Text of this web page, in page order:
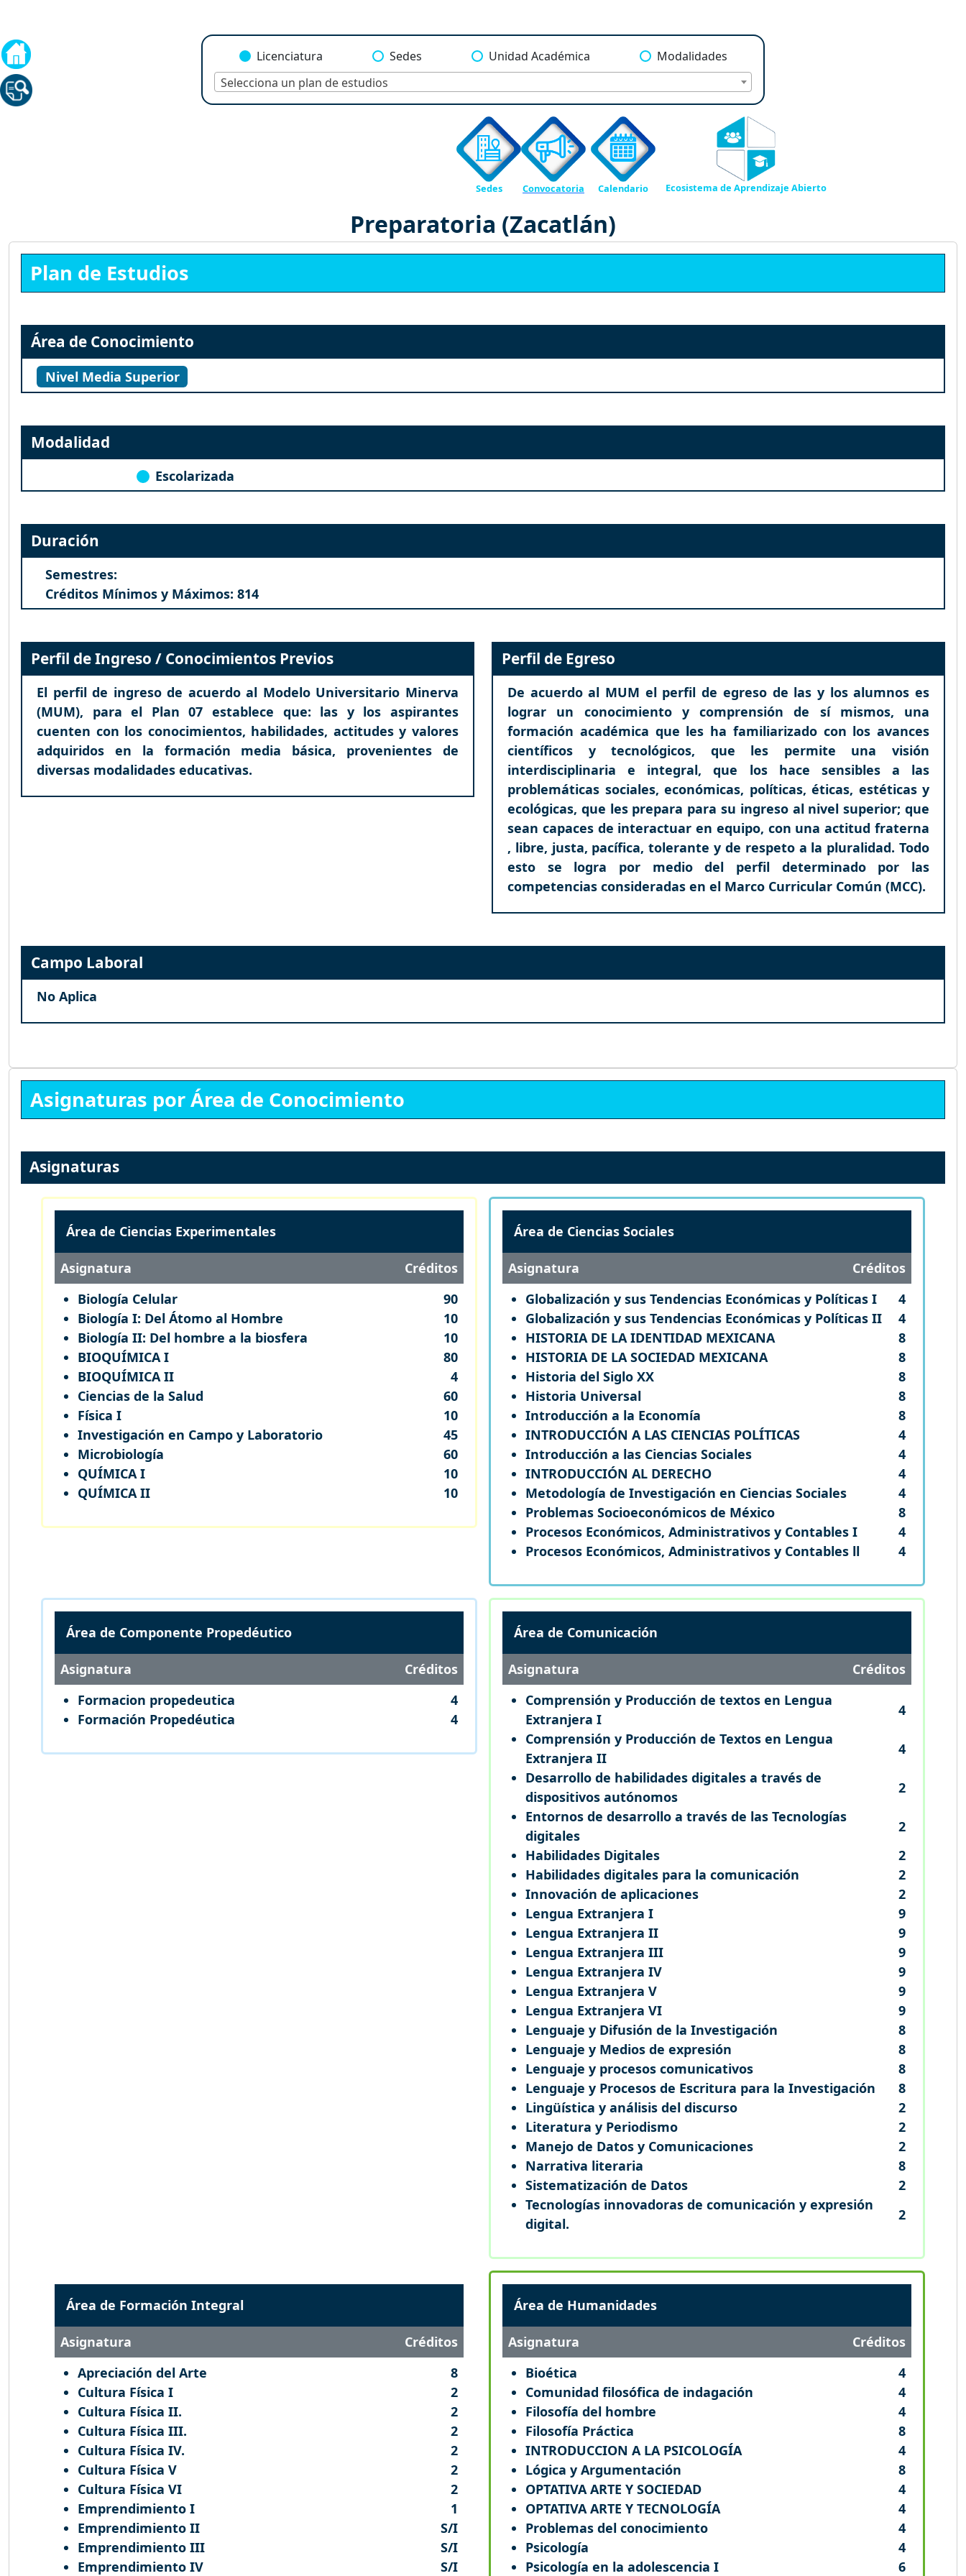
Licenciatura Sedes Unidad Académica
Modalidades
Selecciona un plan de estudios
Sedes Convocatoria Calendario Ecosistema de Aprendizaje Abierto
Preparatoria (Zacatlán)
Plan de Estudios
Área de Conocimiento
Nivel Media Superior
Modalidad
Escolarizada
Duración
Semestres:
Créditos Mínimos y Máximos: 814
Perfil de Ingreso / Conocimientos Previos
El perfil de ingreso de acuerdo al Modelo Universitario Minerva
(MUM), para el Plan 07 establece que: las y los aspirantes
cuenten con los conocimientos, habilidades, actitudes y valores
adquiridos en la formación media básica, provenientes de
diversas modalidades educativas.
Perfil de Egreso
De acuerdo al MUM el perfil de egreso de las y los alumnos es
lograr un conocimiento y comprensión de sí mismos, una
formación académica que les ha familiarizado con los avances
científicos y tecnológicos, que les permite una visión
interdisciplinaria e integral, que los hace sensibles a las
problemáticas sociales, económicas, políticas, éticas, estéticas y
ecológicas, que les prepara para su ingreso al nivel superior; que
sean capaces de interactuar en equipo, con una actitud fraterna
, libre, justa, pacífica, tolerante y de respeto a la pluralidad. Todo
esto se logra por medio del perfil determinado por las
competencias consideradas en el Marco Curricular Común (MCC).
Campo Laboral
No Aplica
Asignaturas por Área de Conocimiento
Asignaturas
Área de Ciencias Experimentales
Asignatura
Créditos
Biología Celular
90
Biología I: Del Átomo al Hombre
10
Biología II: Del hombre a la biosfera
10
BIOQUÍMICA I
80
BIOQUÍMICA II
4
Ciencias de la Salud
60
Física I
10
Investigación en Campo y Laboratorio
45
Microbiología
60
QUÍMICA I
10
QUÍMICA II
10
Área de Ciencias Sociales
Asignatura
Créditos
Globalización y sus Tendencias Económicas y Políticas I
4
Globalización y sus Tendencias Económicas y Políticas II
4
HISTORIA DE LA IDENTIDAD MEXICANA
8
HISTORIA DE LA SOCIEDAD MEXICANA
8
Historia del Siglo XX
8
Historia Universal
8
Introducción a la Economía
8
INTRODUCCIÓN A LAS CIENCIAS POLÍTICAS
4
Introducción a las Ciencias Sociales
4
INTRODUCCIÓN AL DERECHO
4
Metodología de Investigación en Ciencias Sociales
4
Problemas Socioeconómicos de México
8
Procesos Económicos, Administrativos y Contables I
4
Procesos Económicos, Administrativos y Contables ll
4
Área de Componente Propedéutico
Asignatura
Créditos
Formacion propedeutica
4
Formación Propedéutica
4
Área de Comunicación
Asignatura
Créditos
Comprensión y Producción de textos en Lengua
Extranjera I
4
Comprensión y Producción de Textos en Lengua
Extranjera II
4
Desarrollo de habilidades digitales a través de
dispositivos autónomos
2
Entornos de desarrollo a través de las Tecnologías
digitales
2
Habilidades Digitales
2
Habilidades digitales para la comunicación
2
Innovación de aplicaciones
2
Lengua Extranjera I
9
Lengua Extranjera II
9
Lengua Extranjera III
9
Lengua Extranjera IV
9
Lengua Extranjera V
9
Lengua Extranjera VI
9
Lenguaje y Difusión de la Investigación
8
Lenguaje y Medios de expresión
8
Lenguaje y procesos comunicativos
8
Lenguaje y Procesos de Escritura para la Investigación
8
Lingüística y análisis del discurso
2
Literatura y Periodismo
2
Manejo de Datos y Comunicaciones
2
Narrativa literaria
8
Sistematización de Datos
2
Tecnologías innovadoras de comunicación y expresión
digital.
2
Área de Formación Integral
Asignatura
Créditos
Apreciación del Arte
8
Cultura Física I
2
Cultura Física II.
2
Cultura Física III.
2
Cultura Física IV.
2
Cultura Física V
2
Cultura Física VI
2
Emprendimiento I
1
Emprendimiento II
S/I
Emprendimiento III
S/I
Emprendimiento IV
S/I
Área de Humanidades
Asignatura
Créditos
Bioética
4
Comunidad filosófica de indagación
4
Filosofía del hombre
4
Filosofía Práctica
8
INTRODUCCION A LA PSICOLOGÍA
4
Lógica y Argumentación
8
OPTATIVA ARTE Y SOCIEDAD
4
OPTATIVA ARTE Y TECNOLOGÍA
4
Problemas del conocimiento
4
Psicología
4
Psicología en la adolescencia I
6